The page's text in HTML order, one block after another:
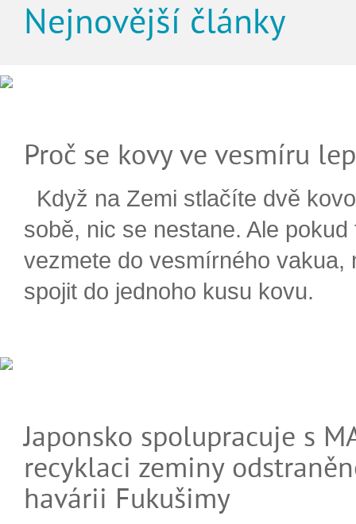
Nejnovější články
Proč se kovy ve vesmíru
Když na Zemi stlačíte dvě
sobě, nic se nestane. Ale
vezmete do vesmírného vakua,
spojit do jednoho kusu kovu.
Japonsko spolupracuje s
recyklaci zeminy
havárii Fukušimy